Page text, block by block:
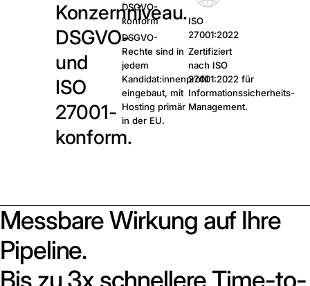
Konzernniveau.
DSGVO-
und
ISO
27001-
konform.
DSGVO-
konform
DSGVO-
Rechte sind in
jedem
Kandidat:innenprofil
eingebaut, mit
Hosting primär
in der EU.
ISO
27001:2022
Zertifiziert
nach ISO
27001:2022 für
Informationssicherheits-
Management.
Messbare Wirkung auf Ihre
Pipeline.
Bis zu 3x schnellere Time-to-